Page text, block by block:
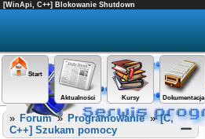
[WinApi, C++] Blokowanie Shutdown
Start
Aktualności Kursy Dokumentacja
» Forum» Programowanie»[C,
C++] Szukam pomocy